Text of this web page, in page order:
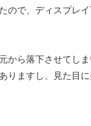
ので、ディスプレ
ら落下させてし
りますし、見た目